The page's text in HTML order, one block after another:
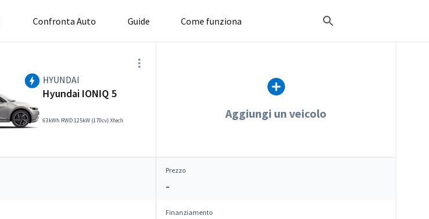
Confronta Auto Guide Come funziona
HYUNDAI
Hyundai IONIQ 5
63kWh RWD 125kW (170cv) Xtech Aggiungi un veicolo
Prezzo
–
Finanziamento